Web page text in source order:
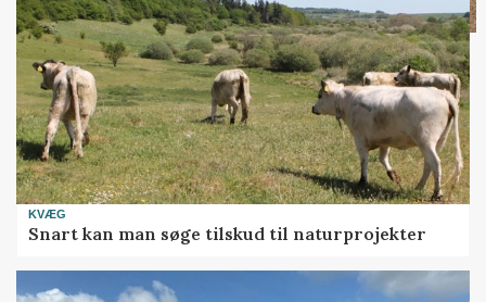
KVÆG
Snart kan man søge tilskud til naturprojekter